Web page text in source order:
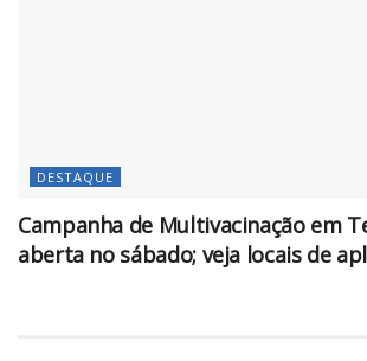
DESTAQUE
Campanha de Multivacinação em
aberta no sábado; veja locais de